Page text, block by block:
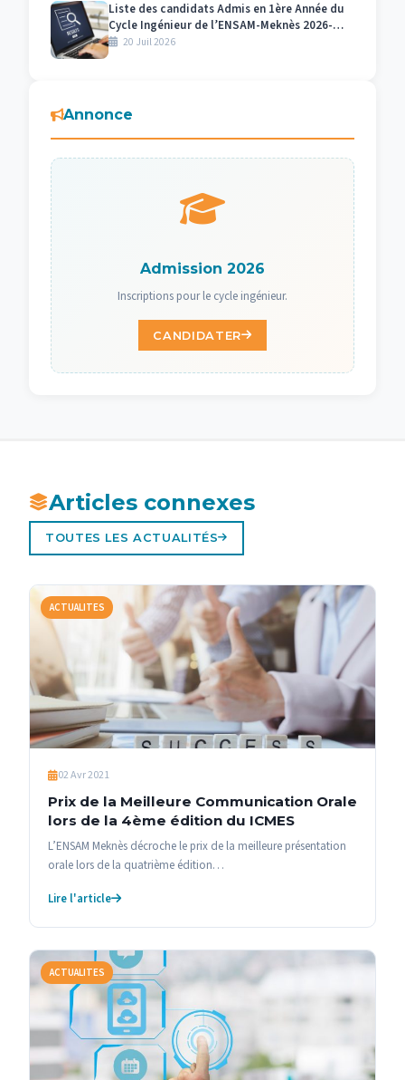
Liste des candidats Admis en 1ère Année du
Cycle Ingénieur de l’ENSAM-Meknès 2026-
202720 Juil 2026
Annonce
Admission 2026
Inscriptions pour le cycle ingénieur.
CANDIDATER
Articles connexes
TOUTES LES ACTUALITÉS
ACTUALITES
02 Avr 2021
Prix de la Meilleure Communication Orale
lors de la 4ème édition du ICMES
L’ENSAM Meknès décroche le prix de la meilleure présentation
orale lors de la quatrième édition…
Lire l'article
ACTUALITES